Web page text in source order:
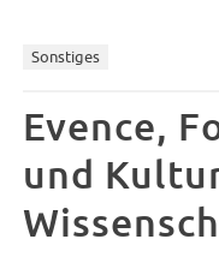
Sonstiges
Evence,
und